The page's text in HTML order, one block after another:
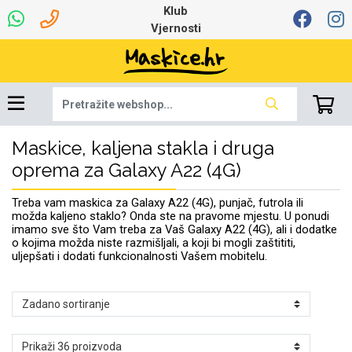
Klub
Vjernosti
Maskice, kaljena stakla i druga
oprema za Galaxy A22 (4G)
Treba vam maskica za Galaxy A22 (4G), punjač, futrola ili
možda kaljeno staklo? Onda ste na pravome mjestu. U ponudi
imamo sve što Vam treba za Vaš Galaxy A22 (4G), ali i dodatke
o kojima možda niste razmišljali, a koji bi mogli zaštititi,
uljepšati i dodati funkcionalnosti Vašem mobitelu.
Dinamo maskice za
mobitel
Robotski usisavači Stolne lampe
Najprodavanije -
TOP 100
Šarene maskice
Ljetna kolekcija Proljetna kolekcija
Univerzalna oprema
za tablet
7.0 - 8.0 inča 8.0 - 9.0 inča
Oprema za Lenovo
tablet
Apple Samsung
Igračke i ostalo
Selfie Stick Držači za auto
Punjači Bežični punjači
Mikrofoni Bluetooth slušalice
Pametni Satovi
Memorije i
memorijske kartice
Oprema za Smart
Watch
Auto Kamere
Podloga za miš Tipkovnice i miševi
mikrofoni
Punjači za laptope
Hladnjaci za laptop
Ruksaci i torbice Razno